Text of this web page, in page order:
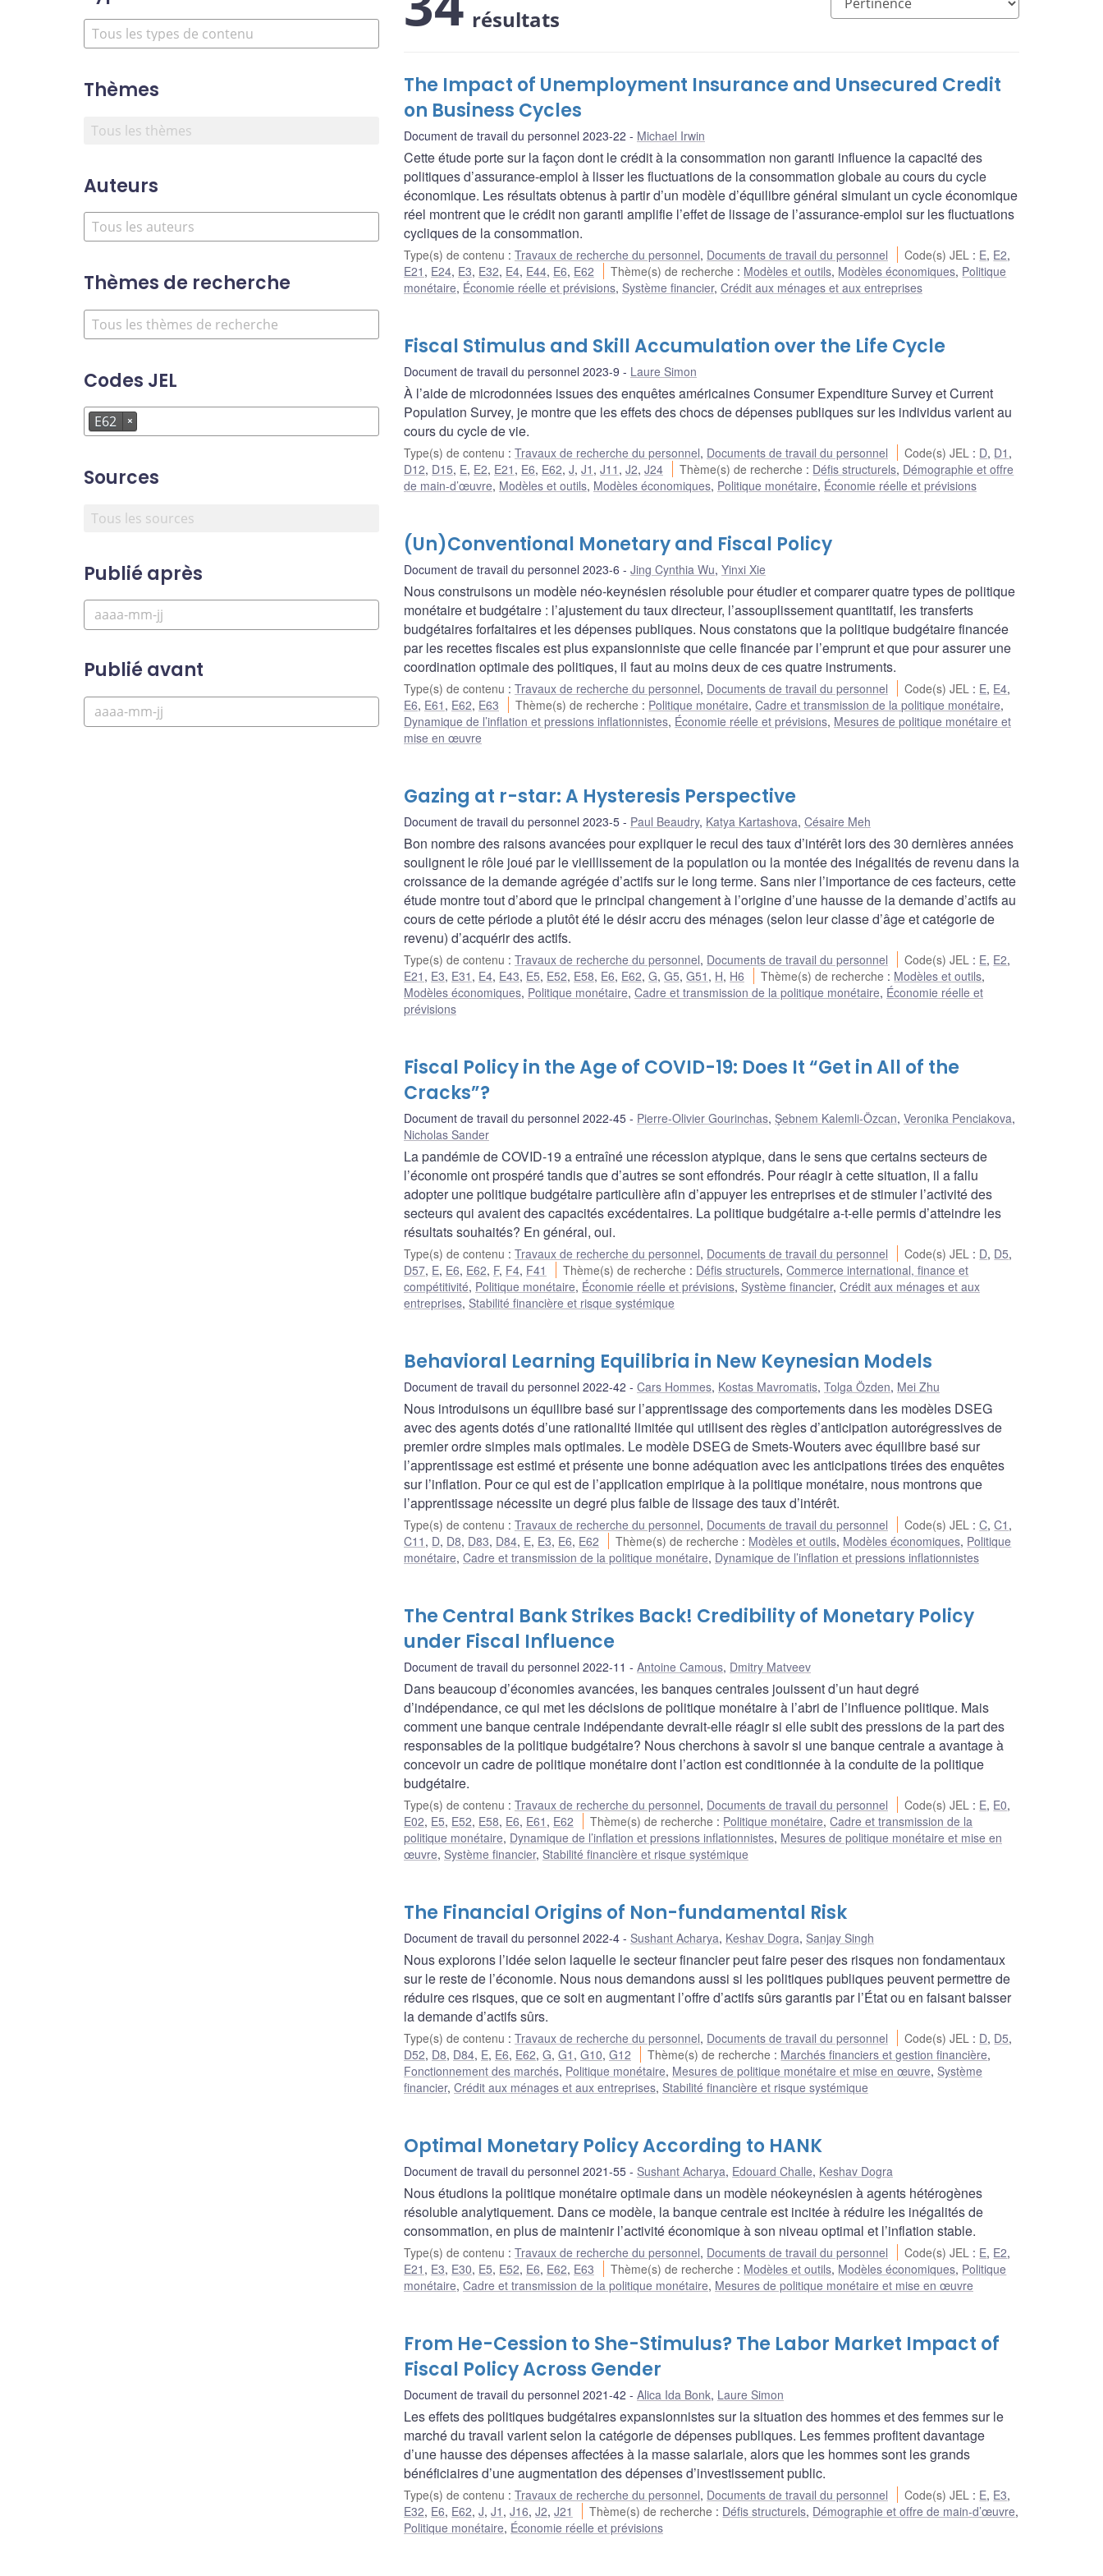
Thèmes
Auteurs
Thèmes de recherche
Codes JEL
E62 ×
Sources
Publié après
Publié avant
résultats
The Impact of Unemployment Insurance and Unsecured Credit
on Business Cycles
Document de travail du personnel 2023-22 Michael Irwin
Cette étude porte sur la façon dont le crédit à la consommation non garanti influence la capacité des
politiques d’assurance-emploi à lisser les fluctuations de la consommation globale au cours du cycle
économique. Les résultats obtenus à partir d’un modèle d’équilibre général simulant un cycle économique
réel montrent que le crédit non garanti amplifie l’effet de lissage de l’assurance-emploi sur les fluctuations
cycliques de la consommation.
Type(s) de contenu : Travaux de recherche du personnel, Documents de travail du personnel Code(s) JEL : E, E2,
E21 , E24, E3, E32, E4, E44, E6, E62 Thème(s) de recherche : Modèles et outils, Modèles économiques, Politique
monétaire, Économie réelle et prévisions, Système financier, Crédit aux ménages et aux entreprises
Fiscal Stimulus and Skill Accumulation over the Life Cycle
Document de travail du personnel 2023-9 Laure Simon
À l’aide de microdonnées issues des enquêtes américaines Consumer Expenditure Survey et Current
Population Survey, je montre que les effets des chocs de dépenses publiques sur les individus varient au
cours du cycle de vie.
Type(s) de contenu : Travaux de recherche du personnel, Documents de travail du personnel Code(s) JEL : D, D1 ,
D12, D15, E, E2, E21 , E6, E62, J, J1 , J11 , J2, J24 Thème(s) de recherche : Défis structurels, Démographie et offre
de main-d’œuvre, Modèles et outils, Modèles économiques, Politique monétaire, Économie réelle et prévisions
(Un)Conventional Monetary and Fiscal Policy
Document de travail du personnel 2023-6 Jing Cynthia Wu, Yinxi Xie
Nous construisons un modèle néo-keynésien résoluble pour étudier et comparer quatre types de politique
monétaire et budgétaire : l’ajustement du taux directeur, l’assouplissement quantitatif, les transferts
budgétaires forfaitaires et les dépenses publiques. Nous constatons que la politique budgétaire financée
par les recettes fiscales est plus expansionniste que celle financée par l’emprunt et que pour assurer une
coordination optimale des politiques, il faut au moins deux de ces quatre instruments.
Type(s) de contenu : Travaux de recherche du personnel, Documents de travail du personnel Code(s) JEL : E, E4,
E6, E61 , E62, E63 Thème(s) de recherche : Politique monétaire,Cadre et transmission de la politique monétaire,
Dynamique de l’inflation et pressions inflationnistes, Économie réelle et prévisions, Mesures de politique monétaire et
mise en œuvre
Gazing at r-star: A Hysteresis Perspective
Document de travail du personnel 2023-5 Paul Beaudry, Katya Kartashova, Césaire Meh
Bon nombre des raisons avancées pour expliquer le recul des taux d’intérêt lors des 30 dernières années
soulignent le rôle joué par le vieillissement de la population ou la montée des inégalités de revenu dans la
croissance de la demande agrégée d’actifs sur le long terme. Sans nier l’importance de ces facteurs, cette
étude montre tout d’abord que le principal changement à l’origine d’une hausse de la demande d’actifs au
cours de cette période a plutôt été le désir accru des ménages (selon leur classe d’âge et catégorie de
revenu) d’acquérir des actifs.
Type(s) de contenu : Travaux de recherche du personnel, Documents de travail du personnel Code(s) JEL : E, E2,
E21 , E3, E31 , E4, E43, E5, E52, E58, E6, E62, G, G5, G51 , H, H6 Thème(s) de recherche : Modèles et outils,
Modèles économiques, Politique monétaire, Cadre et transmission de la politique monétaire, Économie réelle et
prévisions
Fiscal Policy in the Age of COVID-19: Does It “Get in All of the
Cracks”?
Document de travail du personnel 2022-45 Pierre-Olivier Gourinchas, Şebnem Kalemli-Özcan, Veronika Penciakova,
Nicholas Sander
La pandémie de COVID-19 a entraîné une récession atypique, dans le sens que certains secteurs de
l’économie ont prospéré tandis que d’autres se sont effondrés. Pour réagir à cette situation, il a fallu
adopter une politique budgétaire particulière afin d’appuyer les entreprises et de stimuler l’activité des
secteurs qui avaient des capacités excédentaires. La politique budgétaire a-t-elle permis d’atteindre les
résultats souhaités? En général, oui.
Type(s) de contenu : Travaux de recherche du personnel, Documents de travail du personnel Code(s) JEL : D, D5,
D57, E, E6, E62, F, F4, F41 Thème(s) de recherche : Défis structurels,Commerce international, finance et
compétitivité, Politique monétaire, Économie réelle et prévisions, Système financier, Crédit aux ménages et aux
entreprises, Stabilité financière et risque systémique
Behavioral Learning Equilibria in New Keynesian Models
Document de travail du personnel 2022-42 Cars Hommes, Kostas Mavromatis, Tolga Özden, Mei Zhu
Nous introduisons un équilibre basé sur l’apprentissage des comportements dans les modèles DSEG
avec des agents dotés d’une rationalité limitée qui utilisent des règles d’anticipation autorégressives de
premier ordre simples mais optimales. Le modèle DSEG de Smets-Wouters avec équilibre basé sur
l’apprentissage est estimé et présente une bonne adéquation avec les anticipations tirées des enquêtes
sur l’inflation. Pour ce qui est de l’application empirique à la politique monétaire, nous montrons que
l’apprentissage nécessite un degré plus faible de lissage des taux d’intérêt.
Type(s) de contenu : Travaux de recherche du personnel, Documents de travail du personnel Code(s) JEL :C,C1 ,
C11 , D, D8, D83, D84, E, E3, E6, E62 Thème(s) de recherche : Modèles et outils, Modèles économiques, Politique
monétaire, Cadre et transmission de la politique monétaire, Dynamique de l’inflation et pressions inflationnistes
The Central Bank Strikes Back! Credibility of Monetary Policy
under Fiscal Influence
Document de travail du personnel 2022-11 Antoine Camous, Dmitry Matveev
Dans beaucoup d’économies avancées, les banques centrales jouissent d’un haut degré
d’indépendance, ce qui met les décisions de politique monétaire à l’abri de l’influence politique. Mais
comment une banque centrale indépendante devrait-elle réagir si elle subit des pressions de la part des
responsables de la politique budgétaire? Nous cherchons à savoir si une banque centrale a avantage à
concevoir un cadre de politique monétaire dont l’action est conditionnée à la conduite de la politique
budgétaire.
Type(s) de contenu : Travaux de recherche du personnel, Documents de travail du personnel Code(s) JEL : E, E0,
E02, E5, E52, E58, E6, E61 , E62 Thème(s) de recherche : Politique monétaire,Cadre et transmission de la
politique monétaire, Dynamique de l’inflation et pressions inflationnistes, Mesures de politique monétaire et mise en
œuvre, Système financier, Stabilité financière et risque systémique
The Financial Origins of Non-fundamental Risk
Document de travail du personnel 2022-4 Sushant Acharya, Keshav Dogra, Sanjay Singh
Nous explorons l’idée selon laquelle le secteur financier peut faire peser des risques non fondamentaux
sur le reste de l’économie. Nous nous demandons aussi si les politiques publiques peuvent permettre de
réduire ces risques, que ce soit en augmentant l’offre d’actifs sûrs garantis par l’État ou en faisant baisser
la demande d’actifs sûrs.
Type(s) de contenu : Travaux de recherche du personnel, Documents de travail du personnel Code(s) JEL : D, D5,
D52, D8, D84, E, E6, E62, G, G1 , G10, G12 Thème(s) de recherche : Marchés financiers et gestion financière,
Fonctionnement des marchés, Politique monétaire, Mesures de politique monétaire et mise en œuvre, Système
financier, Crédit aux ménages et aux entreprises, Stabilité financière et risque systémique
Optimal Monetary Policy According to HANK
Document de travail du personnel 2021-55 Sushant Acharya, Edouard Challe, Keshav Dogra
Nous étudions la politique monétaire optimale dans un modèle néokeynésien à agents hétérogènes
résoluble analytiquement. Dans ce modèle, la banque centrale est incitée à réduire les inégalités de
consommation, en plus de maintenir l’activité économique à son niveau optimal et l’inflation stable.
Type(s) de contenu : Travaux de recherche du personnel, Documents de travail du personnel Code(s) JEL : E, E2,
E21 , E3, E30, E5, E52, E6, E62, E63 Thème(s) de recherche : Modèles et outils, Modèles économiques, Politique
monétaire, Cadre et transmission de la politique monétaire, Mesures de politique monétaire et mise en œuvre
From He-Cession to She-Stimulus? The Labor Market Impact of
Fiscal Policy Across Gender
Document de travail du personnel 2021-42 Alica Ida Bonk, Laure Simon
Les effets des politiques budgétaires expansionnistes sur la situation des hommes et des femmes sur le
marché du travail varient selon la catégorie de dépenses publiques. Les femmes profitent davantage
d’une hausse des dépenses affectées à la masse salariale, alors que les hommes sont les grands
bénéficiaires d’une augmentation des dépenses d’investissement public.
Type(s) de contenu : Travaux de recherche du personnel, Documents de travail du personnel Code(s) JEL : E, E3,
E32, E6, E62, J, J1 , J16, J2, J21 Thème(s) de recherche : Défis structurels, Démographie et offre de main-d’œuvre,
Politique monétaire, Économie réelle et prévisions